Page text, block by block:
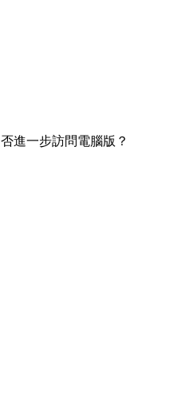
進一步訪問電腦版？